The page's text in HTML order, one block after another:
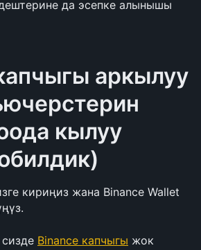
да эсепке алынышы
аркылуу
кылуу
кириңиз жана Binance Wallet
Binance капчыгы жок